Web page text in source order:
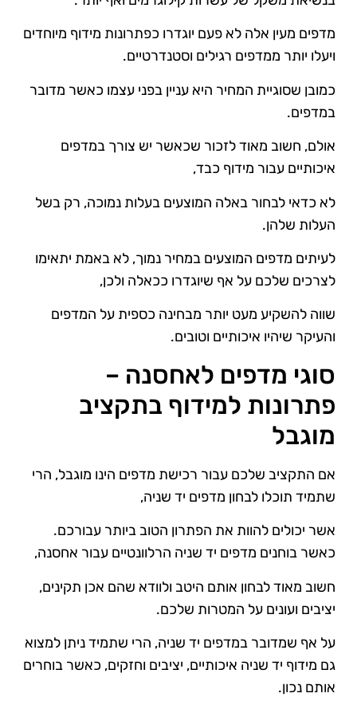
מדפים מעין אלה לא פעם יוגדרו כפתרונות מידוף מיוחדים
ויעלו יותר ממדפים רגילים וסטנדרטיים.
כמובן שסוגיית המחיר היא עניין בפני עצמו כאשר מדובר
במדפים.
אולם, חשוב מאוד לזכור שכאשר יש צורך במדפים
איכותיים עבור מידוף כבד,
לא כדאי לבחור באלה המוצעים בעלות נמוכה, רק בשל
העלות שלהן.
לעיתים מדפים המוצעים במחיר נמוך, לא באמת יתאימו
לצרכים שלכם על אף שיוגדרו ככאלה ולכן,
שווה להשקיע מעט יותר מבחינה כספית על המדפים
והעיקר שיהיו איכותיים וטובים.
סוגי מדפים לאחסנה –
פתרונות למידוף בתקציב
מוגבל
אם התקציב שלכם עבור רכישת מדפים הינו מוגבל, הרי
שתמיד תוכלו לבחון מדפים יד שניה,
אשר יכולים להוות את הפתרון הטוב ביותר עבורכם.
כאשר בוחנים מדפים יד שניה הרלוונטיים עבור אחסנה,
חשוב מאוד לבחון אותם היטב ולוודא שהם אכן תקינים,
יציבים ועונים על המטרות שלכם.
על אף שמדובר במדפים יד שניה, הרי שתמיד ניתן למצוא
גם מידוף יד שניה איכותיים, יציבים וחזקים, כאשר בוחרים
אותם נכון.